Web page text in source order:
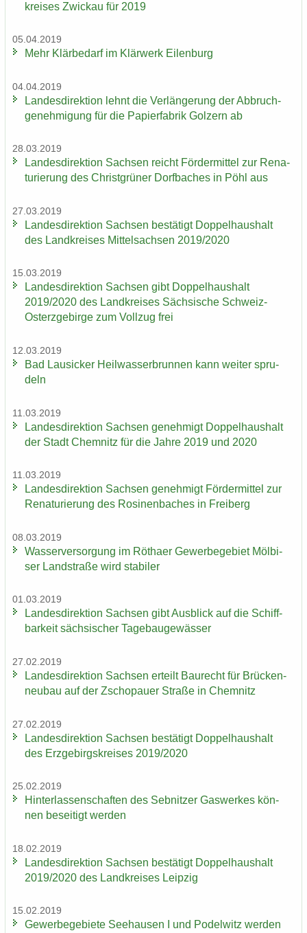
krei­ses Zwi­ckau für 2019
05.04.2019
Mehr Klär­be­darf im Klär­werk Ei­len­burg
04.04.2019
Lan­des­di­rek­ti­on lehnt die Ver­län­ge­rung der Ab­bruch­
ge­neh­mi­gung für die Pa­pier­fa­brik Golz­ern ab
28.03.2019
Lan­des­di­rek­ti­on Sach­sen reicht För­der­mit­tel zur Re­na­
tu­rie­rung des Christ­grü­ner Dorf­ba­ches in Pöhl aus
27.03.2019
Lan­des­di­rek­ti­on Sach­sen be­stä­tigt Dop­pel­haus­halt
des Land­krei­ses Mit­tel­sach­sen 2019/2020
15.03.2019
Lan­des­di­rek­ti­on Sach­sen gibt Dop­pel­haus­halt
2019/2020 des Land­krei­ses Säch­si­sche Schweiz-​
Osterzgebirge zum Voll­zug frei
12.03.2019
Bad Lau­si­cker Heil­was­ser­brun­nen kann wei­ter spru­
deln
11.03.2019
Lan­des­di­rek­ti­on Sach­sen ge­neh­migt Dop­pel­haus­halt
der Stadt Chem­nitz für die Jahre 2019 und 2020
11.03.2019
Lan­des­di­rek­ti­on Sach­sen ge­neh­migt För­der­mit­tel zur
Re­na­tu­rie­rung des Ro­si­nen­ba­ches in Frei­berg
08.03.2019
Was­ser­ver­sor­gung im Rö­tha­er Ge­wer­be­ge­biet Möl­bi­
ser Land­stra­ße wird sta­bi­ler
01.03.2019
Lan­des­di­rek­ti­on Sach­sen gibt Aus­blick auf die Schiff­
bar­keit säch­si­scher Ta­ge­bau­ge­wäs­ser
27.02.2019
Lan­des­di­rek­ti­on Sach­sen er­teilt Bau­recht für Brü­cken­
neu­bau auf der Zscho­pau­er Stra­ße in Chem­nitz
27.02.2019
Lan­des­di­rek­ti­on Sach­sen be­stä­tigt Dop­pel­haus­halt
des Erz­ge­birgs­krei­ses 2019/2020
25.02.2019
Hin­ter­las­sen­schaf­ten des Seb­nit­zer Gas­wer­kes kön­
nen be­sei­tigt wer­den
18.02.2019
Lan­des­di­rek­ti­on Sach­sen be­stä­tigt Dop­pel­haus­halt
2019/2020 des Land­krei­ses Leip­zig
15.02.2019
Ge­wer­be­ge­bie­te See­hau­sen I und Po­del­witz wer­den